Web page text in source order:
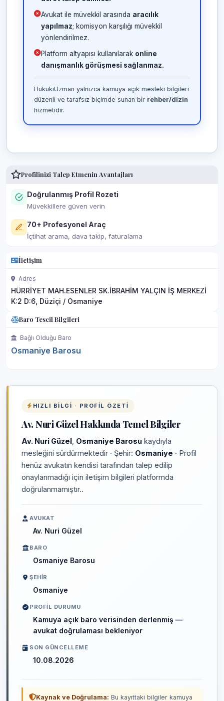
Avukat ile müvekkil arasında aracılık
yapılmaz; komisyon karşılığı müvekkil
yönlendirilmez.
Platform altyapısı kullanılarak online
danışmanlık görüşmesi sağlanmaz.
HukukiUzman yalnızca kamuya açık mesleki bilgileri
düzenli ve tarafsız biçimde sunan bir rehber/dizin
hizmetidir.
Profilinizi Talep Etmenin Avantajları
Doğrulanmış Profil Rozeti
Müvekkillere güven verin
70+ Profesyonel Araç
İçtihat arama, dava takip, faturalama
İletişim
Adres
HÜRRİYET MAH.ESENLER SK.İBRAHİM YALÇIN İŞ MERKEZİ
K:2 D:6, Düziçi / Osmaniye
Baro Tescil Bilgileri
Bağlı Olduğu Baro
Osmaniye Barosu
HIZLI BILGI · PROFIL ÖZETI
Av. Nuri Güzel Hakkında Temel Bilgiler
Av. Nuri Güzel Osmaniye Barosu kaydıyla
mesleğini sürdürmektedir · Şehir: Osmaniye · Profil
henüz avukatın kendisi tarafından talep edilip
onaylanmadığı için iletişim bilgileri platformda
doğrulanmamıştır..
AVUKAT
Av. Nuri Güzel
BARO
Osmaniye Barosu
ŞEHIR
Osmaniye
PROFIL DURUMU
Kamuya açık baro verisinden derlenmiş —
avukat doğrulaması bekleniyor
SON GÜNCELLEME
10.08.2026
Kaynak ve Doğrulama: Bu kayıttaki bilgiler kamuya